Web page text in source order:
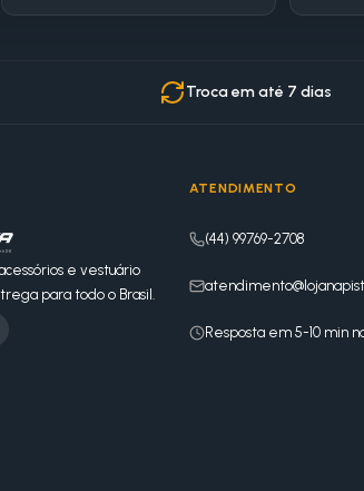
Troca em até 7 dias
e vestuário
para todo o Brasil.
ATENDIMENTO
(44) 99769-2708
Resposta em 5-10 min